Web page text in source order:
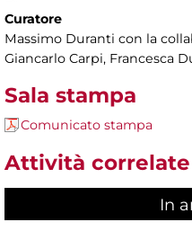
Curatore
Massimo Duranti con la
Giancarlo Carpi, Francesca
Sala stampa
Comunicato stampa
Attività correlate
In